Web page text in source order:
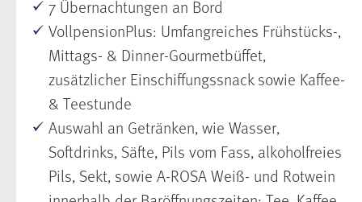
7 Übernachtungen an Bord
VollpensionPlus: Umfangreiches Frühstücks-,
Mittags- & Dinner-Gourmetbüffet,
zusätzlicher Einschiffungssnack sowie Kaffee-
& Teestunde
Auswahl an Getränken, wie Wasser,
Softdrinks, Säfte, Pils vom Fass, alkoholfreies
Pils, Sekt, sowie A-ROSA Weiß- und Rotwein